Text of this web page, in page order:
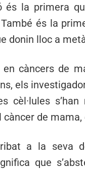
és la primera
és la
donin lloc a
en càncers de
els
cèl·lules
càncer de
a la seva
que